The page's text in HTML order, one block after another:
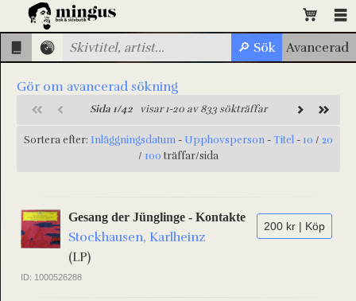
Gör om avancerad sökning
Sida 1/42 visar 1-20 av 833 sökträffar
Sortera efter: Inläggningsdatum - Upphovsperson -Titel - 10 / 20
/ 100 träffar/sida
200 kr | Köp
Gesang der Jünglinge - Kontakte
Stockhausen, Karlheinz
(LP)
ID: 1000526288